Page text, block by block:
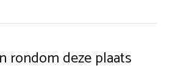
rondom deze plaats